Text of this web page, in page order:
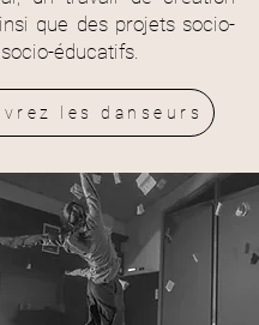
que des projets socio-
éducatifs.
les danseurs